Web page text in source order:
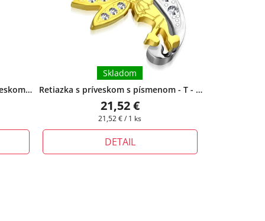
Retiazka s príveskom s písmenom - T - 2
+ pri tomto produkte si
môžete zvoliť dĺžku retiazky
Skladom
21,52 €
Jednotková
cena:
21,52 € / 1 ks
DETAIL